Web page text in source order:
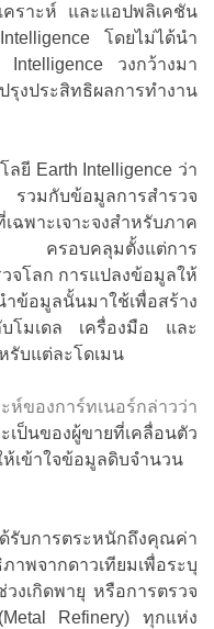
คราะห์ และแอปพลิเคชัน
โดยไม่ได้นำ
วงกว้างมา
ประสิทธิผลการทำงาน
ยี Earth Intelligence ว่า
รวมกับข้อมูลการสำรวจ
เจาะจงสำหรับภาค
จ ครอบคลุมตั้งแต่การ
จโลก การแปลงข้อมูลให้
อมูลนั้นมาใช้เพื่อสร้าง
บโมเดล เครื่องมือ และ
รับแต่ละโดเมน
ของการ์ทเนอร์กล่าวว่า
เป็นของผู้ขายที่เคลื่อนตัว
เข้าใจข้อมูลดิบจำนวน
รับการตระหนักถึงคุณค่า
าพจากดาวเทียมเพื่อระบุ
งเกิดพายุ หรือการตรวจ
Refinery) ทุกแห่ง